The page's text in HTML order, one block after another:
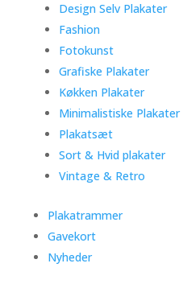
Design Selv Plakater
Fashion
Fotokunst
Grafiske Plakater
Køkken Plakater
Minimalistiske Plakater
Plakatsæt
Sort & Hvid plakater
Vintage & Retro
Plakatrammer
Gavekort
Nyheder